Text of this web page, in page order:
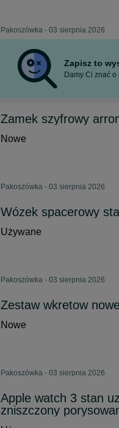
Pakoszówka - 03 sierpnia 2026
Zapisz to
Damy Ci znać
Zamek szyfrowy
Nowe
Pakoszówka - 03 sierpnia 2026
Wózek spacerowy
Używane
Pakoszówka - 03 sierpnia 2026
Zestaw wkretow
Nowe
Pakoszówka - 03 sierpnia 2026
Apple watch 3 stan
zniszczony